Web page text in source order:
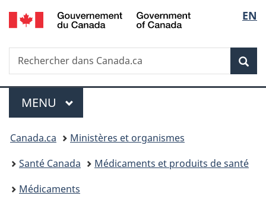
Passer
au
principal
Passer
à
Au
du
Passer
à
version
simplifiée
de
la
EN
Recherche
Rechercher
dans
Menu
MENU PRINCIPAL
Vous
êtes
ici :
Canada.ca
Ministères et organismes
Santé Canada
Médicaments et produits de santé
Médicaments